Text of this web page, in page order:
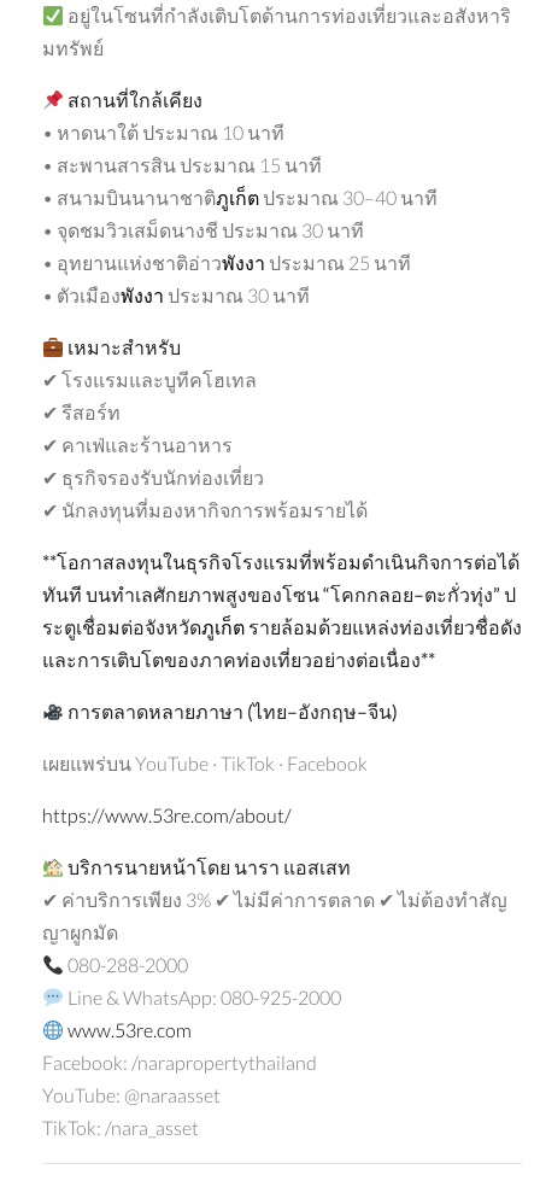
อยู่ในโซนที่กำลังเติบโตด้านการท่องเที่ยวและอสังหาริ
มทรัพย์
สถานที่ใกล้เคียง
• หาดนาใต้ ประมาณ 10 นาที
• สะพานสารสิน ประมาณ 15 นาที
• สนามบินนานาชาติภูเก็ต ประมาณ 30–40 นาที
• จุดชมวิวเสม็ดนางชี ประมาณ 30 นาที
• อุทยานแห่งชาติอ่าวพังงา ประมาณ 25 นาที
• ตัวเมืองพังงา ประมาณ 30 นาที
เหมาะสำหรับ
✔ โรงแรมและบูทีคโฮเทล
✔ รีสอร์ท
✔ คาเฟ่และร้านอาหาร
✔ ธุรกิจรองรับนักท่องเที่ยว
✔ นักลงทุนที่มองหากิจการพร้อมรายได้
**โอกาสลงทุนในธุรกิจโรงแรมที่พร้อมดำเนินกิจการต่อได้
ทันที บนทำเลศักยภาพสูงของโซน“โคกกลอย–ตะกั่วทุ่ง” ป
ระตูเชื่อมต่อจังหวัดภูเก็ต รายล้อมด้วยแหล่งท่องเที่ยวชื่อดัง
และการเติบโตของภาคท่องเที่ยวอย่างต่อเนื่อง**
การตลาดหลายภาษา (ไทย–อังกฤษ–จีน)
เผยแพร่บน YouTube · TikTok · Facebook
https://www.53re.com/about/
บริการนายหน้าโดย นารา แอสเสท
✔ ค่าบริการเพียง 3% ✔ ไม่มีค่าการตลาด ✔ ไม่ต้องทำสัญ
ญาผูกมัด
080-288-2000
Line & WhatsApp: 080-925-2000
www.53re.com
Facebook: /narapropertythailand
YouTube: @naraasset
TikTok: /nara_asset